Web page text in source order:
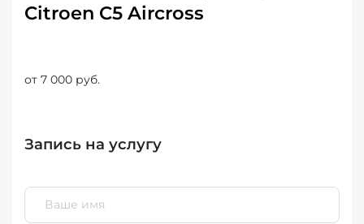
Citroen C5 Aircross
от 7 000 руб.
Запись на услугу